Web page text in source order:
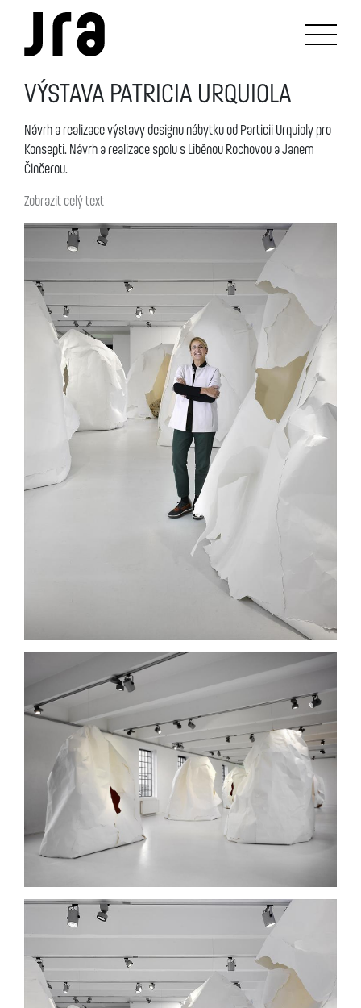
VÝSTAVA PATRICIA URQUIOLA
Návrh a realizace výstavy designu nábytku od Particii Urquioly pro
Konsepti. Návrh a realizace spolu s Liběnou Rochovou a Janem
Činčerou.
Zobrazit celý text